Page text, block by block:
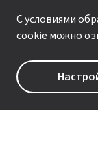
Разработка
и с самого
стать
разного
KONCRIT
С условиями
cookie можно